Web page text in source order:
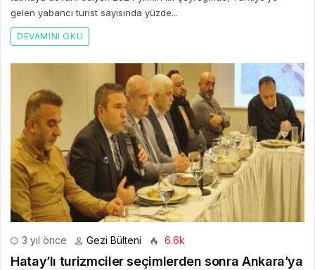
gelen yabancı turist sayısında yüzde...
DEVAMINI OKU
3 yıl önce Gezi Bülteni 6.6k
Hatay’lı turizmciler seçimlerden sonra Ankara’ya